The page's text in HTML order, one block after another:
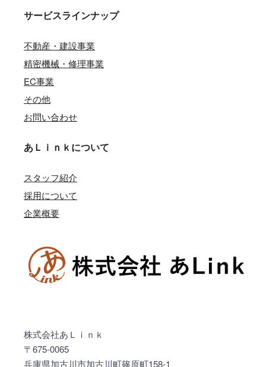
サービスラインナップ
不動産・建設事業
精密機械・修理事業
EC事業
その他
お問い合わせ
あＬｉｎｋについて
スタッフ紹介
採用について
企業概要
株式会社あＬｉｎｋ
〒675-0065
兵庫県加古川市加古川町篠原町158-1